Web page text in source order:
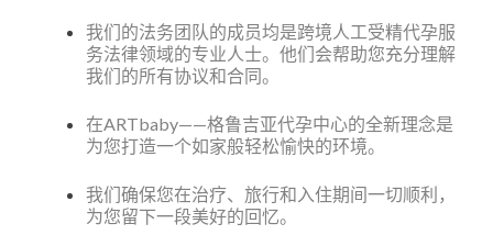
我们的法务团队的成员均是跨境人工受精代孕服
务法律领域的专业人士。他们会帮助您充分理解
我们的所有协议和合同。
在ARTbaby——格鲁吉亚代孕中心的全新理念是
为您打造一个如家般轻松愉快的环境。
我们确保您在治疗、旅行和入住期间一切顺利，
为您留下一段美好的回忆。